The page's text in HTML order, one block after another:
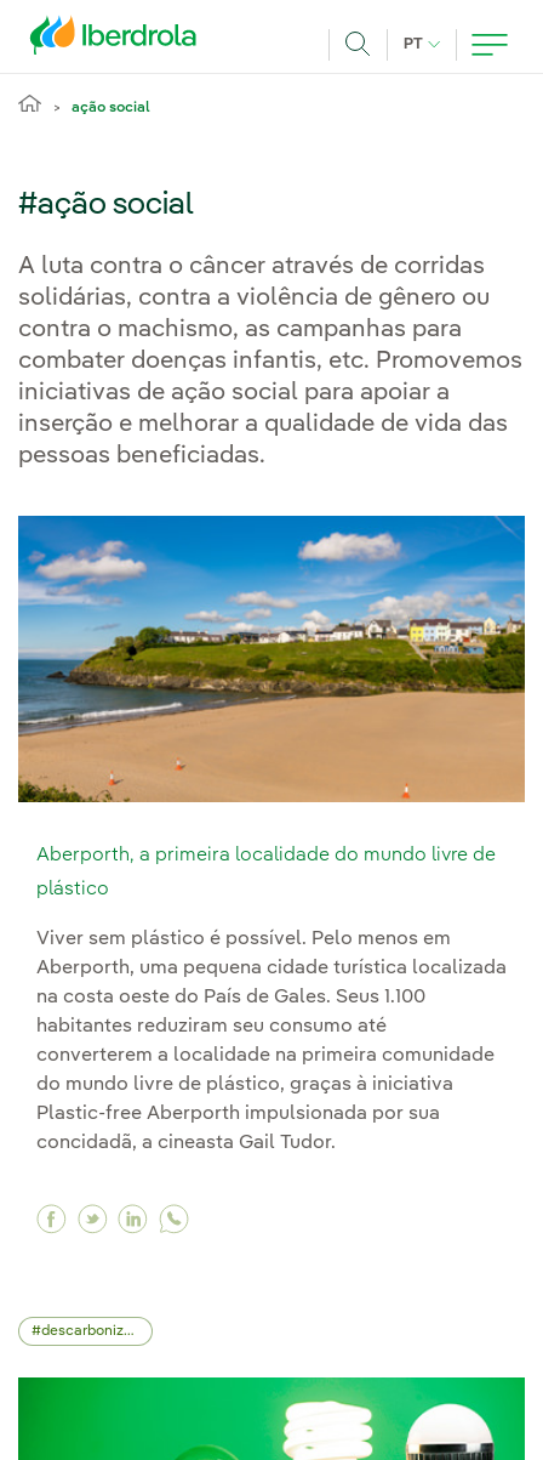
PT IDIOMA ATUAL,
ação social
#ação social
A luta contra o câncer através de corridas
solidárias, contra a violência de gênero ou
contra o machismo, as campanhas para
combater doenças infantis, etc. Promovemos
iniciativas de ação social para apoiar a
inserção e melhorar a qualidade de vida das
pessoas beneficiadas.
Aberporth, a primeira localidade do mundo livre de
plástico
Viver sem plástico é possível. Pelo menos em
Aberporth, uma pequena cidade turística localizada
na costa oeste do País de Gales. Seus 1.100
habitantes reduziram seu consumo até
converterem a localidade na primeira comunidade
do mundo livre de plástico, graças à iniciativa
Plastic-free Aberporth impulsionada por sua
concidadã, a cineasta Gail Tudor.
Facebook Aberporth, a primeira localidade
Twitter Aberporth, a primeira localidade
Linkedin Aberporth, a primeira
descarbonização